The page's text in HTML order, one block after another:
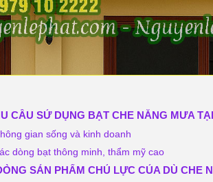
CẦU SỬ DỤNG BẠT CHE NẮNG MƯA
gian sống và kinh doanh
dòng bạt thông minh, thẩm mỹ cao
SẢN PHẨM CHỦ LỰC CỦA DÙ CHE